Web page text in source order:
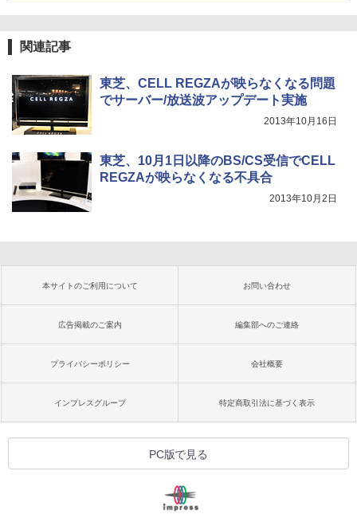
関連記事
東芝、CELL REGZAが映らなくなる問題
でサーバー/放送波アップデート実施
2013年10月16日
東芝、10月1日以降のBS/CS受信でCELL
REGZAが映らなくなる不具合
2013年10月2日
本サイトのご利用について お問い合わせ
広告掲載のご案内 編集部へのご連絡
プライバシーポリシー 会社概要
インプレスグループ 特定商取引法に基づく表示
PC版で見る